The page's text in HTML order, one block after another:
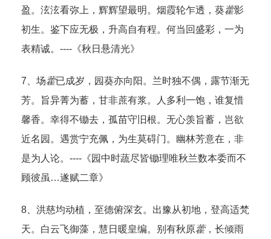
盈。泫泫看弥上，辉辉望最明。烟霞轮乍透，葵藿影
初生。鉴下应无极，升高自有程。何当回盛彩，一为
表精诚。----《秋日悬清光》
7、场藿已成岁，园葵亦向阳。兰时独不偶，露节渐无
芳。旨异菁为蓄，甘非蔗有浆。人多利一饱，谁复惜
馨香。幸得不锄去，孤苗守旧根。无心羡旨蓄，岂欲
近名园。遇赏宁充佩，为生莫碍门。幽林芳意在，非
是为人论。----《园中时蔬尽皆锄理唯秋兰数本委而不
顾彼虽…遂赋二章》
8、洪慈均动植，至德俯深玄。出豫从初地，登高适梵
天。白云飞御藻，慧日暖皇编。别有秋原藿，长倾雨